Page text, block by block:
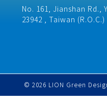
No. 161, Jianshan Rd.,
23942 , Taiwan (R.O.C.)​
© 2026 LION Green